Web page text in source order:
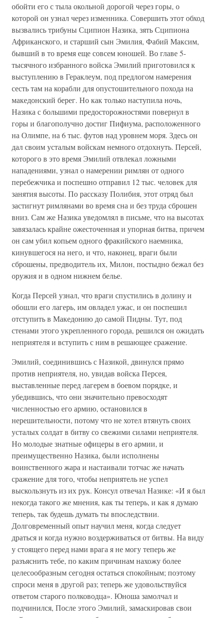
обойти его с тыла окольной дорогой через горы, о
которой он узнал через изменника. Совершить этот обход
вызвались трибуны Сципион Назика, зять Сципиона
Африканского, и старший сын Эмилия, Фабий Максим,
бывший в то время еще совсем юношей. Во главе 5-
тысячного избранного войска Эмилий приготовился к
выступлению в Гераклеум, под предлогом намерения
сесть там на корабли для опустошительного похода на
македонский берег. Но как только наступила ночь,
Назика с большими предосторожностями повернул в
горы и благополучно достиг Пифиума, расположенного
на Олимпе, на 6 тыс. футов над уровнем моря. Здесь он
дал своим усталым войскам немного отдохнуть. Персей,
которого в это время Эмилий отвлекал ложными
нападениями, узнал о намерении римлян от одного
перебежчика и поспешно отправил 12 тыс. человек для
занятия высоты. По рассказу Полибия, этот отряд был
застигнут римлянами во время сна и без труда сброшен
вниз. Сам же Назика уведомлял в письме, что на высотах
завязалась крайне ожесточенная и упорная битва, причем
он сам убил копьем одного фракийского наемника,
кинувшегося на него, и что, наконец, враги были
сброшены, предводитель их, Милон, постыдно бежал без
оружия и в одном нижнем белье.
Когда Персей узнал, что враги спустились в долину и
обошли его лагерь, им овладел ужас, и он поспешил
отступить в Македонию до самой Пидны. Тут, под
стенами этого укрепленного города, решился он ожидать
неприятеля и вступить с ним в решающее сражение.
Эмилий, соединившись с Назикой, двинулся прямо
против неприятеля, но, увидав войска Персея,
выставленные перед лагерем в боевом порядке, и
убедившись, что они значительно превосходят
численностью его армию, остановился в
нерешительности, потому что не хотел втянуть своих
усталых солдат в битву со свежими силами неприятеля.
Но молодые знатные офицеры в его армии, и
преимущественно Назика, были исполнены
воинственного жара и настаивали тотчас же начать
сражение для того, чтобы неприятель не успел
выскользнуть из их рук. Консул отвечал Назике: «И я был
некогда такого же мнения, как ты теперь, и как я думаю
теперь, так будешь думать ты впоследствии.
Долговременный опыт научил меня, когда следует
драться и когда нужно воздерживаться от битвы. На виду
у стоящего перед нами врага я не могу теперь же
разъяснить тебе, по каким причинам нахожу более
целесообразным сегодня остаться спокойным; поэтому
спроси меня в другой раз; теперь же удовольствуйся
ответом старого полководца». Юноша замолчал и
подчинился, После этого Эмилий, замаскировав свои